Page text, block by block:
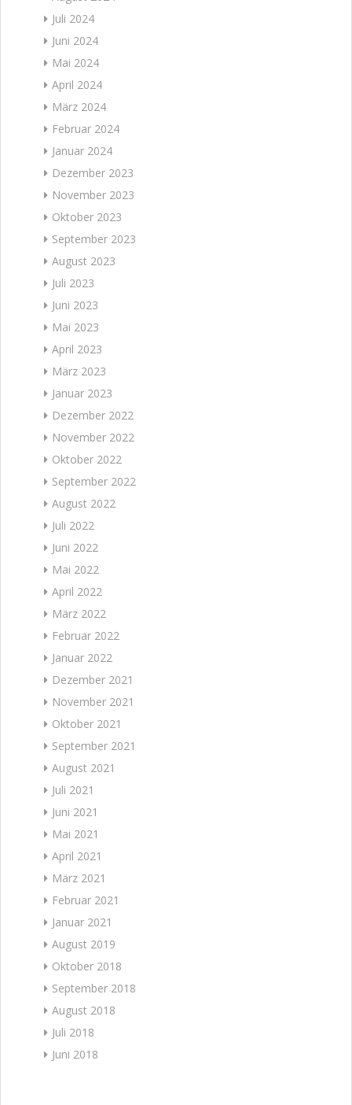
Juli 2024
Juni 2024
Mai 2024
April 2024
März 2024
Februar 2024
Januar 2024
Dezember 2023
November 2023
Oktober 2023
September 2023
August 2023
Juli 2023
Juni 2023
Mai 2023
April 2023
März 2023
Januar 2023
Dezember 2022
November 2022
Oktober 2022
September 2022
August 2022
Juli 2022
Juni 2022
Mai 2022
April 2022
März 2022
Februar 2022
Januar 2022
Dezember 2021
November 2021
Oktober 2021
September 2021
August 2021
Juli 2021
Juni 2021
Mai 2021
April 2021
März 2021
Februar 2021
Januar 2021
August 2019
Oktober 2018
September 2018
August 2018
Juli 2018
Juni 2018